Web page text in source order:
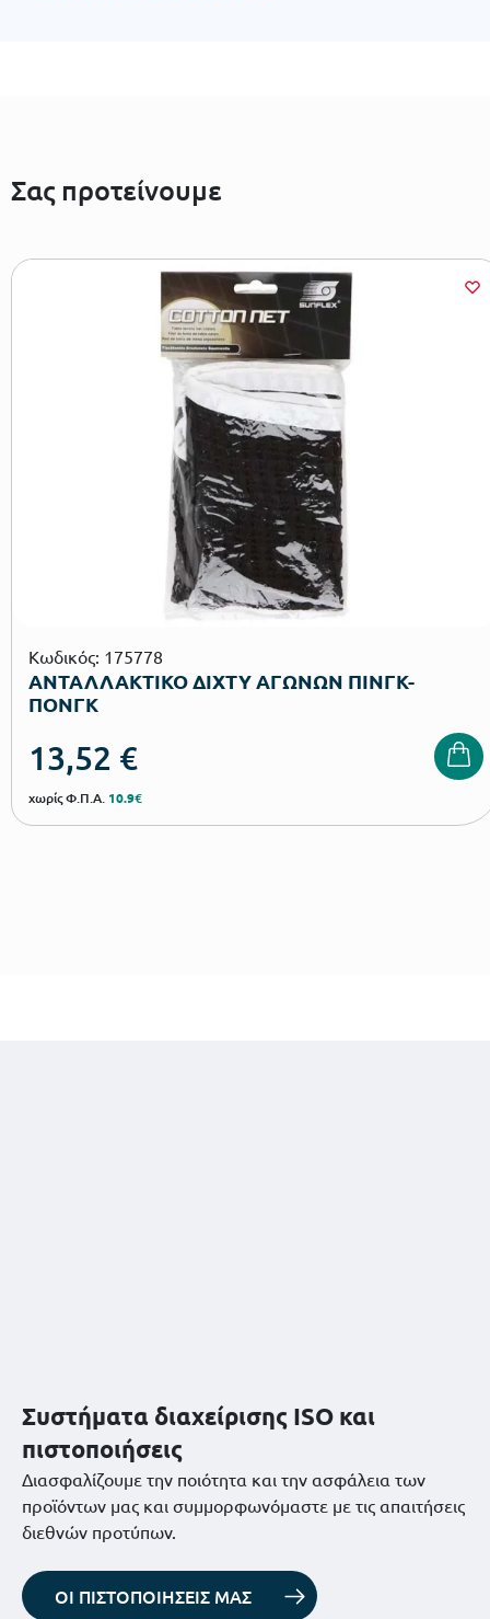
Σας προτείνουμε
Κωδικός: 175778
ΑΝΤΑΛΛΑΚΤΙΚΟ ΔΙΧΤΥ ΑΓΩΝΩΝ ΠΙΝΓΚ-
ΠΟΝΓΚ
13,52 €
χωρίς Φ.Π.Α. 10.9€
Συστήματα διαχείρισης ISO και
πιστοποιήσεις
Διασφαλίζουμε την ποιότητα και την ασφάλεια των
προϊόντων μας και συμμορφωνόμαστε με τις απαιτήσεις
διεθνών προτύπων.
ΟΙ ΠΙΣΤΟΠΟΙΗΣΕΙΣ ΜΑΣ